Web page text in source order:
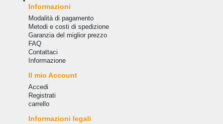
Informazioni
Modalità di pagamento
Metodi e costi di spedizione
Garanzia del miglior prezzo
FAQ
Сontattaci
Informazione
Il mio Account
Accedi
Registrati
carrello
Informazioni legali